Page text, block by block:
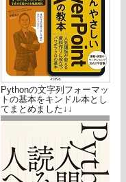
Pythonの文字列フォーマッ
トの基本をキンドル本とし
てまとめました↓↓